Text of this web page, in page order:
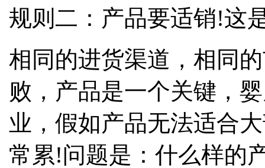
规则二：产品要适销!这
相同的进货渠道，相同
败，产品是一个关键，
业，假如产品无法适合
常累!问题是：什么样的